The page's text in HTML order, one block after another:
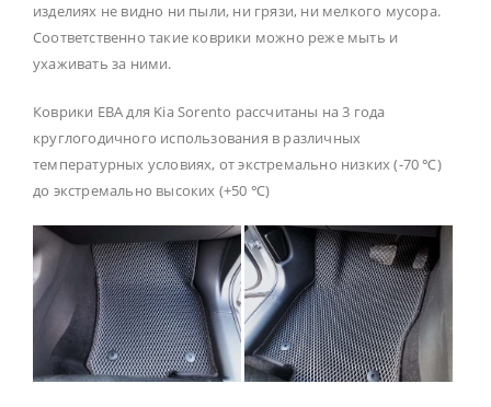
изделиях не видно ни пыли, ни грязи, ни мелкого мусора.
Соответственно такие коврики можно реже мыть и
ухаживать за ними.
Коврики ЕВА для Kia Sorento рассчитаны на 3 года
круглогодичного использования в различных
температурных условиях, от экстремально низких (-70 ℃)
до экстремально высоких (+50 ℃)